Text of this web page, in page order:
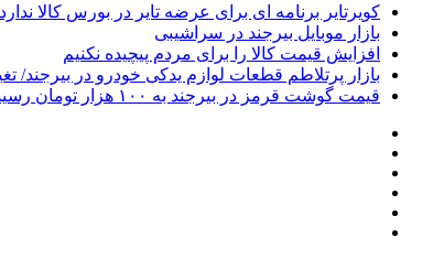
کویرتایر برنامه‌ ای برای عرضه تایر در بورس کالا ندارد
بازار موبایل بیرجند در سراشیبی
افزایش قیمت کالا را برای مردم پیچیده نکنیم
بازار پرتلاطم قطعات لوازم یدکی خودرو در بیرجند/
قیمت گوشت قرمز در بیرجند به ۱۰۰ هزار تومان رسید